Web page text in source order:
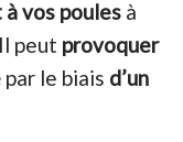
à vos poules à
peut provoquer
par le biais d’un